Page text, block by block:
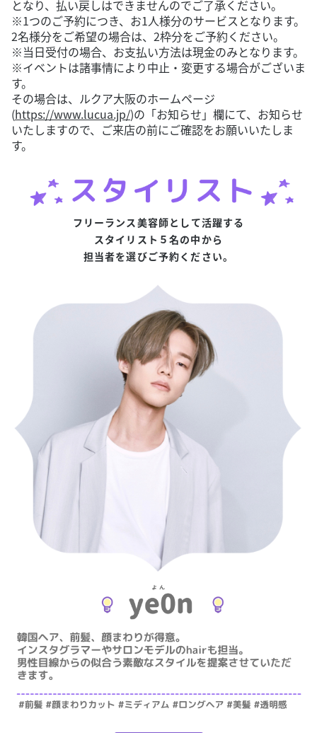
となり、払い戻しはできませんのでご了承ください。
※1つのご予約につき、お1人様分のサービスとなります。
2名様分をご希望の場合は、2枠分をご予約ください。
※当日受付の場合、お支払い方法は現金のみとなります。
※イベントは諸事情により中止・変更する場合がございま
す。
その場合は、ルクア大阪のホームページ
(https://www.lucua.jp/)の「お知らせ」欄にて、お知らせ
いたしますので、ご来店の前にご確認をお願いいたしま
す。
フリーランス美容師として活躍する
スタイリスト５名の中から
担当者を選びご予約ください。